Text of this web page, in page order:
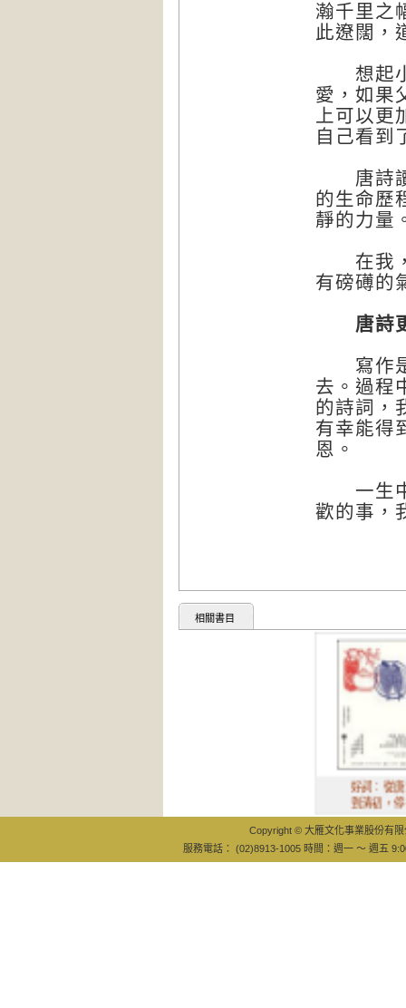
瀚千里之
此遼闊，
想起小
愛，如果
上可以
自己看到
唐詩讀
的生命歷
靜的力量
在我，
有磅礡的
唐詩更
寫作是
去。過程
的詩詞，
有幸能得
恩。
一生中
歡的事，
相關書目
好詞：從唐宋
到清初，停在
Copyright © 大雁文化事業股份有
服務電話： (02)8913-1005 時間：週一 ～ 週五